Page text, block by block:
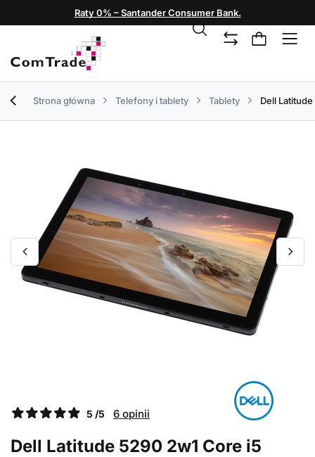
Raty 0% – Santander Consumer Bank.
Strona główna Telefony i tablety Tablety Dell
5 /5 6 opinii
Dell Latitude 5290 2w1 Core i5